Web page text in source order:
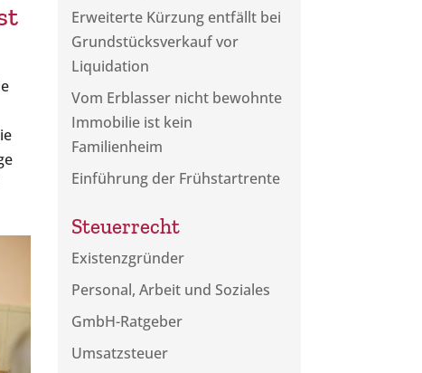
Erweiterte Kürzung entfällt bei
Grundstücksverkauf vor
Liquidation
Vom Erblasser nicht bewohnte
Immobilie ist kein
Familienheim
Einführung der Frühstartrente
Steuerrecht
Existenzgründer
Personal, Arbeit und Soziales
GmbH-Ratgeber
Umsatzsteuer